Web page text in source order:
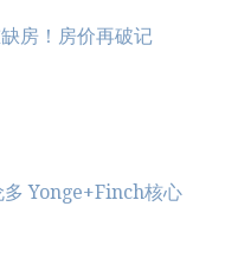
房！房价再破记
Yonge+Finch核心